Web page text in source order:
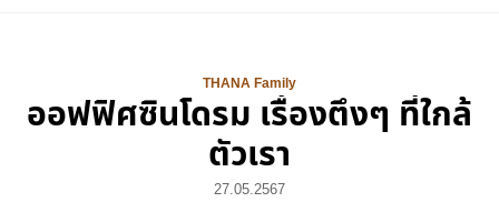
THANA Family
ออฟฟิศซินโดรม เรื่องตึงๆ ที่ใกล้
ตัวเรา
27.05.2567